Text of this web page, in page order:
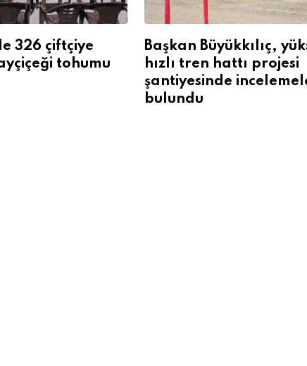
326 çiftçiye
tohumu
Başkan Büyükkılıç,
hızlı tren hattı projesi
şantiyesinde
bulundu